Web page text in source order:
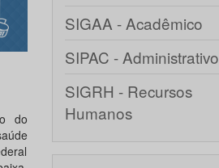
do
SIGAA - Acadêmico
SIPAC - Administrativo
SIGRH - Recursos
Humanos